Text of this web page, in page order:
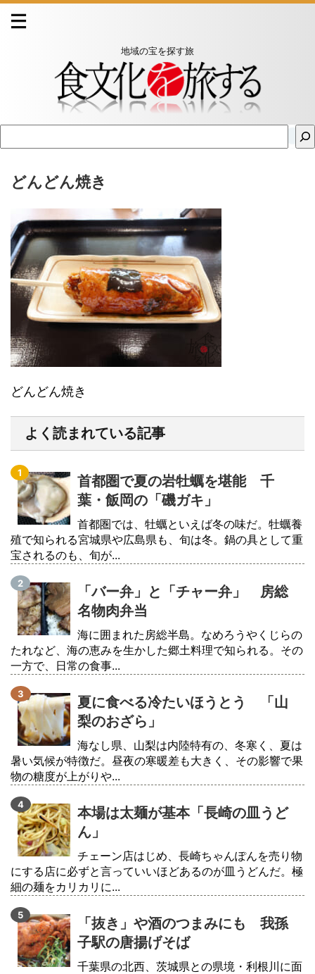
地域の宝を探す旅
どんどん焼き
どんどん焼き
よく読まれている記事
首都圏で夏の岩牡蠣を堪能 千
葉・飯岡の「磯ガキ」
首都圏では、牡蠣といえば冬の味だ。牡蠣養
殖で知られる宮城県や広島県も、旬は冬。鍋の具として重
宝されるのも、旬が...
「バー弁」と「チャー弁」 房総
名物肉弁当
海に囲まれた房総半島。なめろうやくじらの
たれなど、海の恵みを生かした郷土料理で知られる。その
一方で、日常の食事...
夏に食べる冷たいほうとう 「山
梨のおざら」
海なし県、山梨は内陸特有の、冬寒く、夏は
暑い気候が特徴だ。昼夜の寒暖差も大きく、その影響で果
物の糖度が上がりや...
本場は太麺が基本「長崎の皿うど
ん」
チェーン店はじめ、長崎ちゃんぽんを売り物
にする店に必ずと言っていいほどあるのが皿うどんだ。極
細の麺をカリカリに...
「抜き」や酒のつまみにも 我孫
子駅の唐揚げそば
千葉県の北西、茨城県との県境・利根川に面